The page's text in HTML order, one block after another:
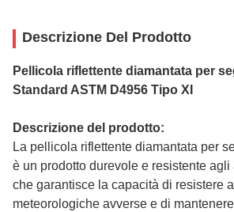
Descrizione Del Prodotto
Pellicola riflettente diamantata per
Standard ASTM D4956 Tipo XI
Descrizione del prodotto:
La pellicola riflettente diamantata per
è un prodotto durevole e resistente agli
che garantisce la capacità di resistere
meteorologiche avverse e di